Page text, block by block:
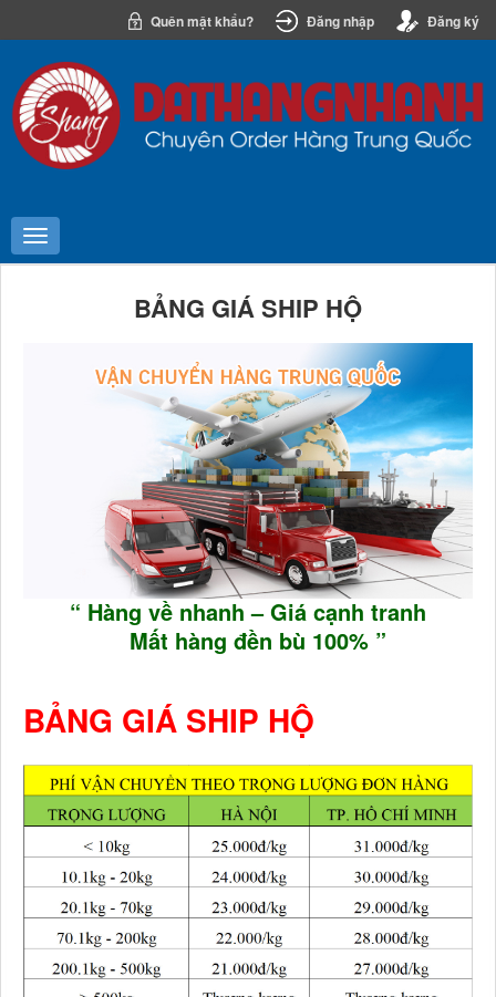
Quên mật khẩu? Đăng nhập Đăng ký
BẢNG GIÁ SHIP HỘ
“ Hàng về nhanh – Giá cạnh tranh
Mất hàng đền bù 100% ”
BẢNG GIÁ SHIP HỘ